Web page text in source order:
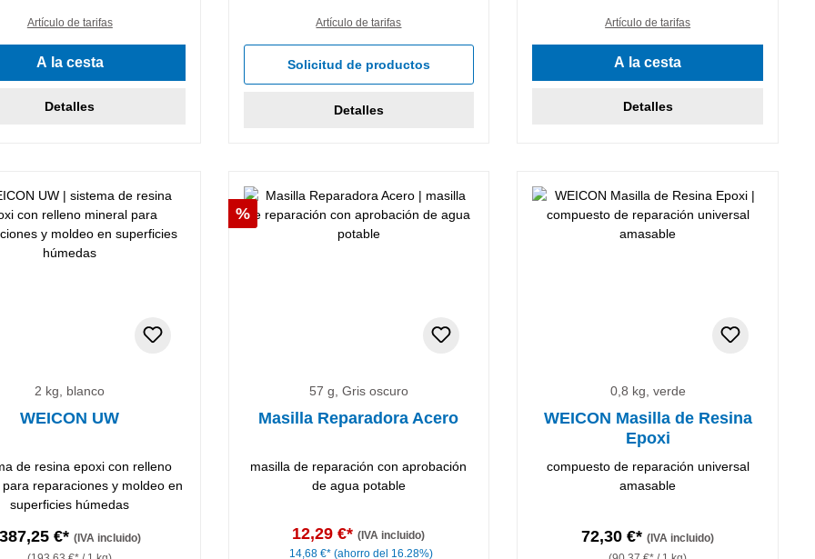
Artículo de tarifas
A la cesta
Detalles
Artículo de tarifas
Solicitud de productos
Detalles
Artículo de tarifas
A la cesta
Detalles
2 kg, blanco
WEICON UW
de resina epoxi con relleno
reparaciones y moldeo en
superficies húmedas
€* (IVA incluido)
Descuento
%
57 g, Gris oscuro
Masilla Reparadora Acero
masilla de reparación con aprobación
de agua potable
12,29 €*(IVA incluido)
14,68 €* (ahorro del 16.28%)
0,8 kg, verde
WEICON Masilla de Resina
Epoxi
compuesto de reparación universal
amasable
72,30 €*(IVA incluido)